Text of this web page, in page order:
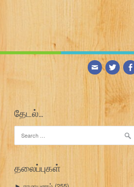
தேடல்…
for:
தலைப்புகள்